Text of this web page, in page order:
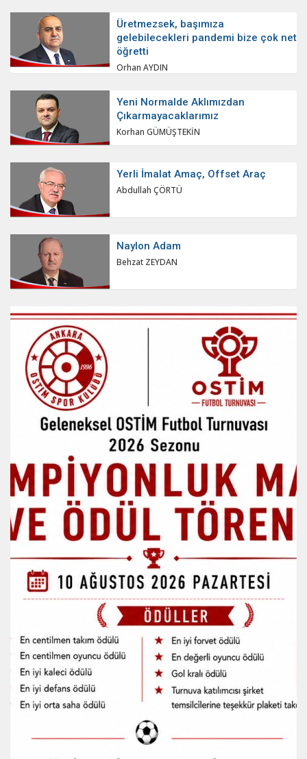
Üretmezsek, başımıza
gelebilecekleri pandemi bize çok net
öğretti
Orhan AYDIN
Yeni Normalde Aklımızdan
Çıkarmayacaklarımız
Korhan GÜMÜŞTEKİN
Yerli İmalat Amaç, Offset Araç
Abdullah ÇÖRTÜ
Naylon Adam
Behzat ZEYDAN